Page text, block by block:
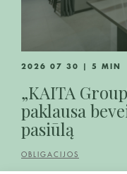
2026 07 30 | 5 MIN
„KAITA
paklausa
pasiūlą
OBLIGACIJOS